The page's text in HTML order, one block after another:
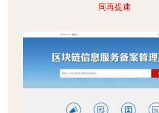
同再提速